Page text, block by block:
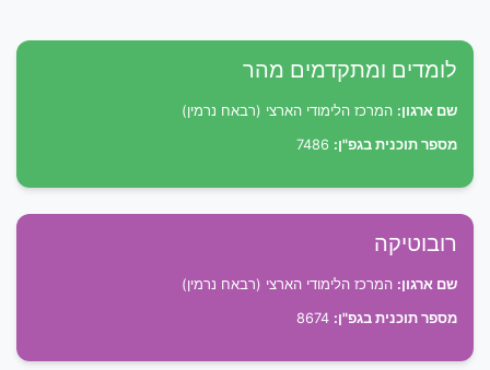
לומדים ומתקדמים מהר
שם ארגון: המרכז הלימודי הארצי (רבאח נרמין)
מספר תוכנית בגפ"ן:
רובוטיקה
שם ארגון: המרכז הלימודי הארצי (רבאח נרמין)
מספר תוכנית בגפ"ן: